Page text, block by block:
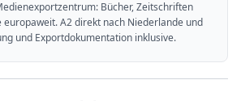
Bücher, Zeitschriften
A2 direkt nach Niederlande und
und Exportdokumentation inklusive.